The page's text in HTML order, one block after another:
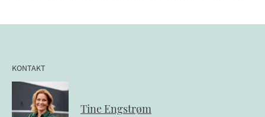
KONTAKT
Tine Engstrøm